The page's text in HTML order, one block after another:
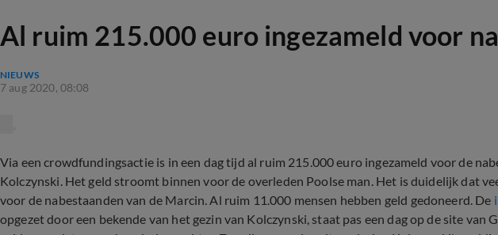
Al ruim 215.000 euro ingezameld voor
NIEUWS
7 aug 2020, 08:08
Via een crowdfundingsactie is in een dag tijd al ruim 215.000 euro ingezameld voor de
Kolczynski. Het geld stroomt binnen voor de overleden Poolse man. Het is duidelijk dat
voor de nabestaanden van de Marcin. Al ruim 11.000 mensen hebben geld gedoneerd. De
opgezet door een bekende van het gezin van Kolczynski, staat pas een dag op de site van